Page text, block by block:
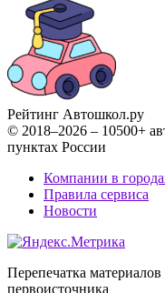
Рейтинг Автошкол.ру
© 2018–2026 – 10500+
пунктах России
Компании в
Правила сервиса
Новости
Перепечатка
первоисточника